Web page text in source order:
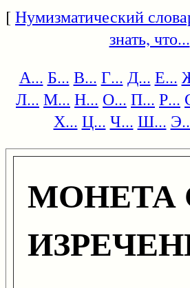
[Нумизматический
знать, что...
А... Б... В... Г... Д... Е...
Л... М... Н... О... П... Р...
Х... Ц... Ч... Ш...
МОНЕТА